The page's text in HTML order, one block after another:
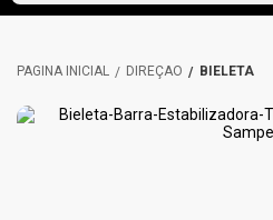
DIREÇÃO BIELETA